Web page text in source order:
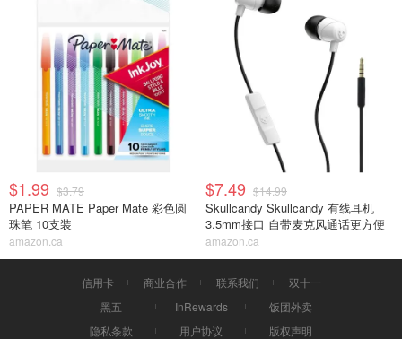
$1.99 $3.79
PAPER MATE Paper Mate 彩色圆
珠笔 10支装
amazon.ca
$7.49 $14.99
Skullcandy Skullcandy 有线耳机
3.5mm接口 自带麦克风通话更方便
amazon.ca
信用卡 商业合作 联系我们
双十一
黑五
InRewards
饭团外卖
隐私条款
用户协议 版权声明